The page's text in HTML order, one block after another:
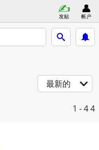
发贴 帐户
最新的
1 - 44